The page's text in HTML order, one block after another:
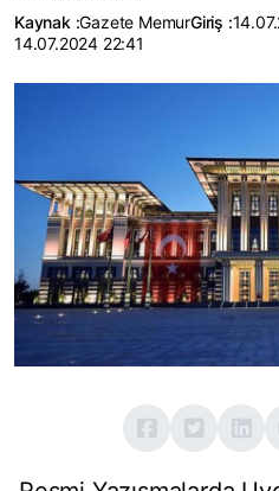
Kaynak :Gazete MemurGiriş :
14.07.2024 22:41